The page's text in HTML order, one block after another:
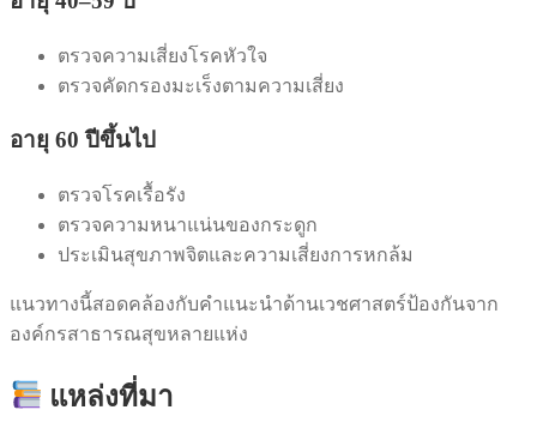
ตรวจความเสี่ยงโรคหัวใจ
ตรวจคัดกรองมะเร็งตามความเสี่ยง
อายุ 60 ปีขึ้นไป
ตรวจโรคเรื้อรัง
ตรวจความหนาแน่นของกระดูก
ประเมินสุขภาพจิตและความเสี่ยงการหกล้ม
แนวทางนี้สอดคล้องกับคำแนะนำด้านเวชศาสตร์ป้องกันจาก
องค์กรสาธารณสุขหลายแห่ง
แหล่งที่มา